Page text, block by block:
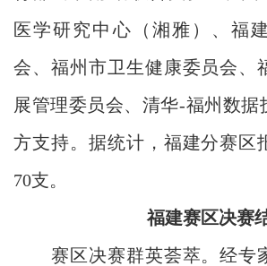
医学研究中心（湘雅）、福
会、福州市卫生健康委员会、
展管理委员会、清华-福州数据
方支持。据统计，福建分赛区
70支。
福建赛区决赛
赛区决赛群英荟萃。经专